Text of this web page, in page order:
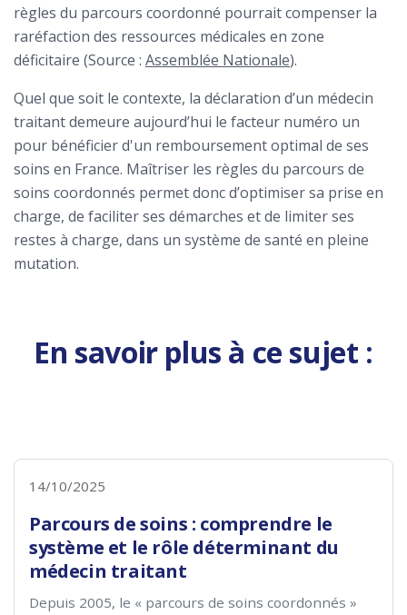
règles du parcours coordonné pourrait compenser la
raréfaction des ressources médicales en zone
déficitaire (Source : Assemblée Nationale).
Quel que soit le contexte, la déclaration d’un médecin
traitant demeure aujourd’hui le facteur numéro un
pour bénéficier d'un remboursement optimal de ses
soins en France. Maîtriser les règles du parcours de
soins coordonnés permet donc d’optimiser sa prise en
charge, de faciliter ses démarches et de limiter ses
restes à charge, dans un système de santé en pleine
mutation.
En savoir plus à ce sujet :
14/10/2025
Parcours de soins : comprendre le
système et le rôle déterminant du
médecin traitant
Depuis 2005, le « parcours de soins coordonnés »